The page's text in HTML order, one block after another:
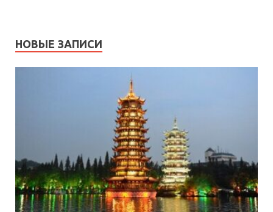
НОВЫЕ ЗАПИСИ